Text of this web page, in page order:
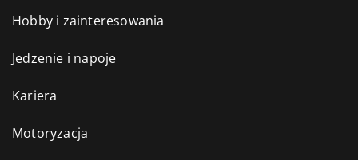
Hobby i zainteresowania
Jedzenie i napoje
Kariera
Motoryzacja